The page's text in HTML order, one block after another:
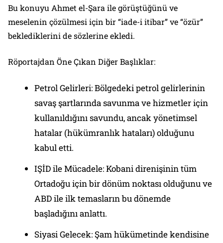
Bu konuyu Ahmet el-Şara ile görüştüğünü ve
meselenin çözülmesi için bir “iade-i itibar” ve “özür”
beklediklerini de sözlerine ekledi.
Röportajdan Öne Çıkan Diğer Başlıklar:
Petrol Gelirleri: Bölgedeki petrol gelirlerinin
savaş şartlarında savunma ve hizmetler için
kullanıldığını savundu, ancak yönetimsel
hatalar (hükümranlık hataları) olduğunu
kabul etti.
IŞİD ile Mücadele: Kobani direnişinin tüm
Ortadoğu için bir dönüm noktası olduğunu ve
ABD ile ilk temasların bu dönemde
başladığını anlattı.
Siyasi Gelecek: Şam hükümetinde kendisine